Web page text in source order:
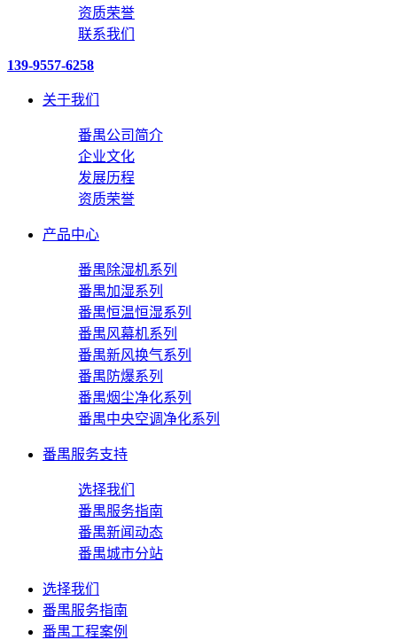
资质荣誉
联系我们
139-9557-6258
关于我们
番禺公司简介
企业文化
发展历程
资质荣誉
产品中心
番禺除湿机系列
番禺加湿系列
番禺恒温恒湿系列
番禺风幕机系列
番禺新风换气系列
番禺防爆系列
番禺烟尘净化系列
番禺中央空调净化系列
番禺服务支持
选择我们
番禺服务指南
番禺新闻动态
番禺城市分站
选择我们
番禺服务指南
番禺工程案例